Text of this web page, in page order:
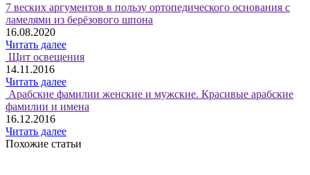
7 веских аргументов в пользу ортопедического основания с
ламелями из берёзового шпона
16.08.2020
Читать далее
Щит освещения
14.11.2016
Читать далее
Арабские фамилии женские и мужские. Красивые арабские
фамилии и имена
16.12.2016
Читать далее
Похожие статьи